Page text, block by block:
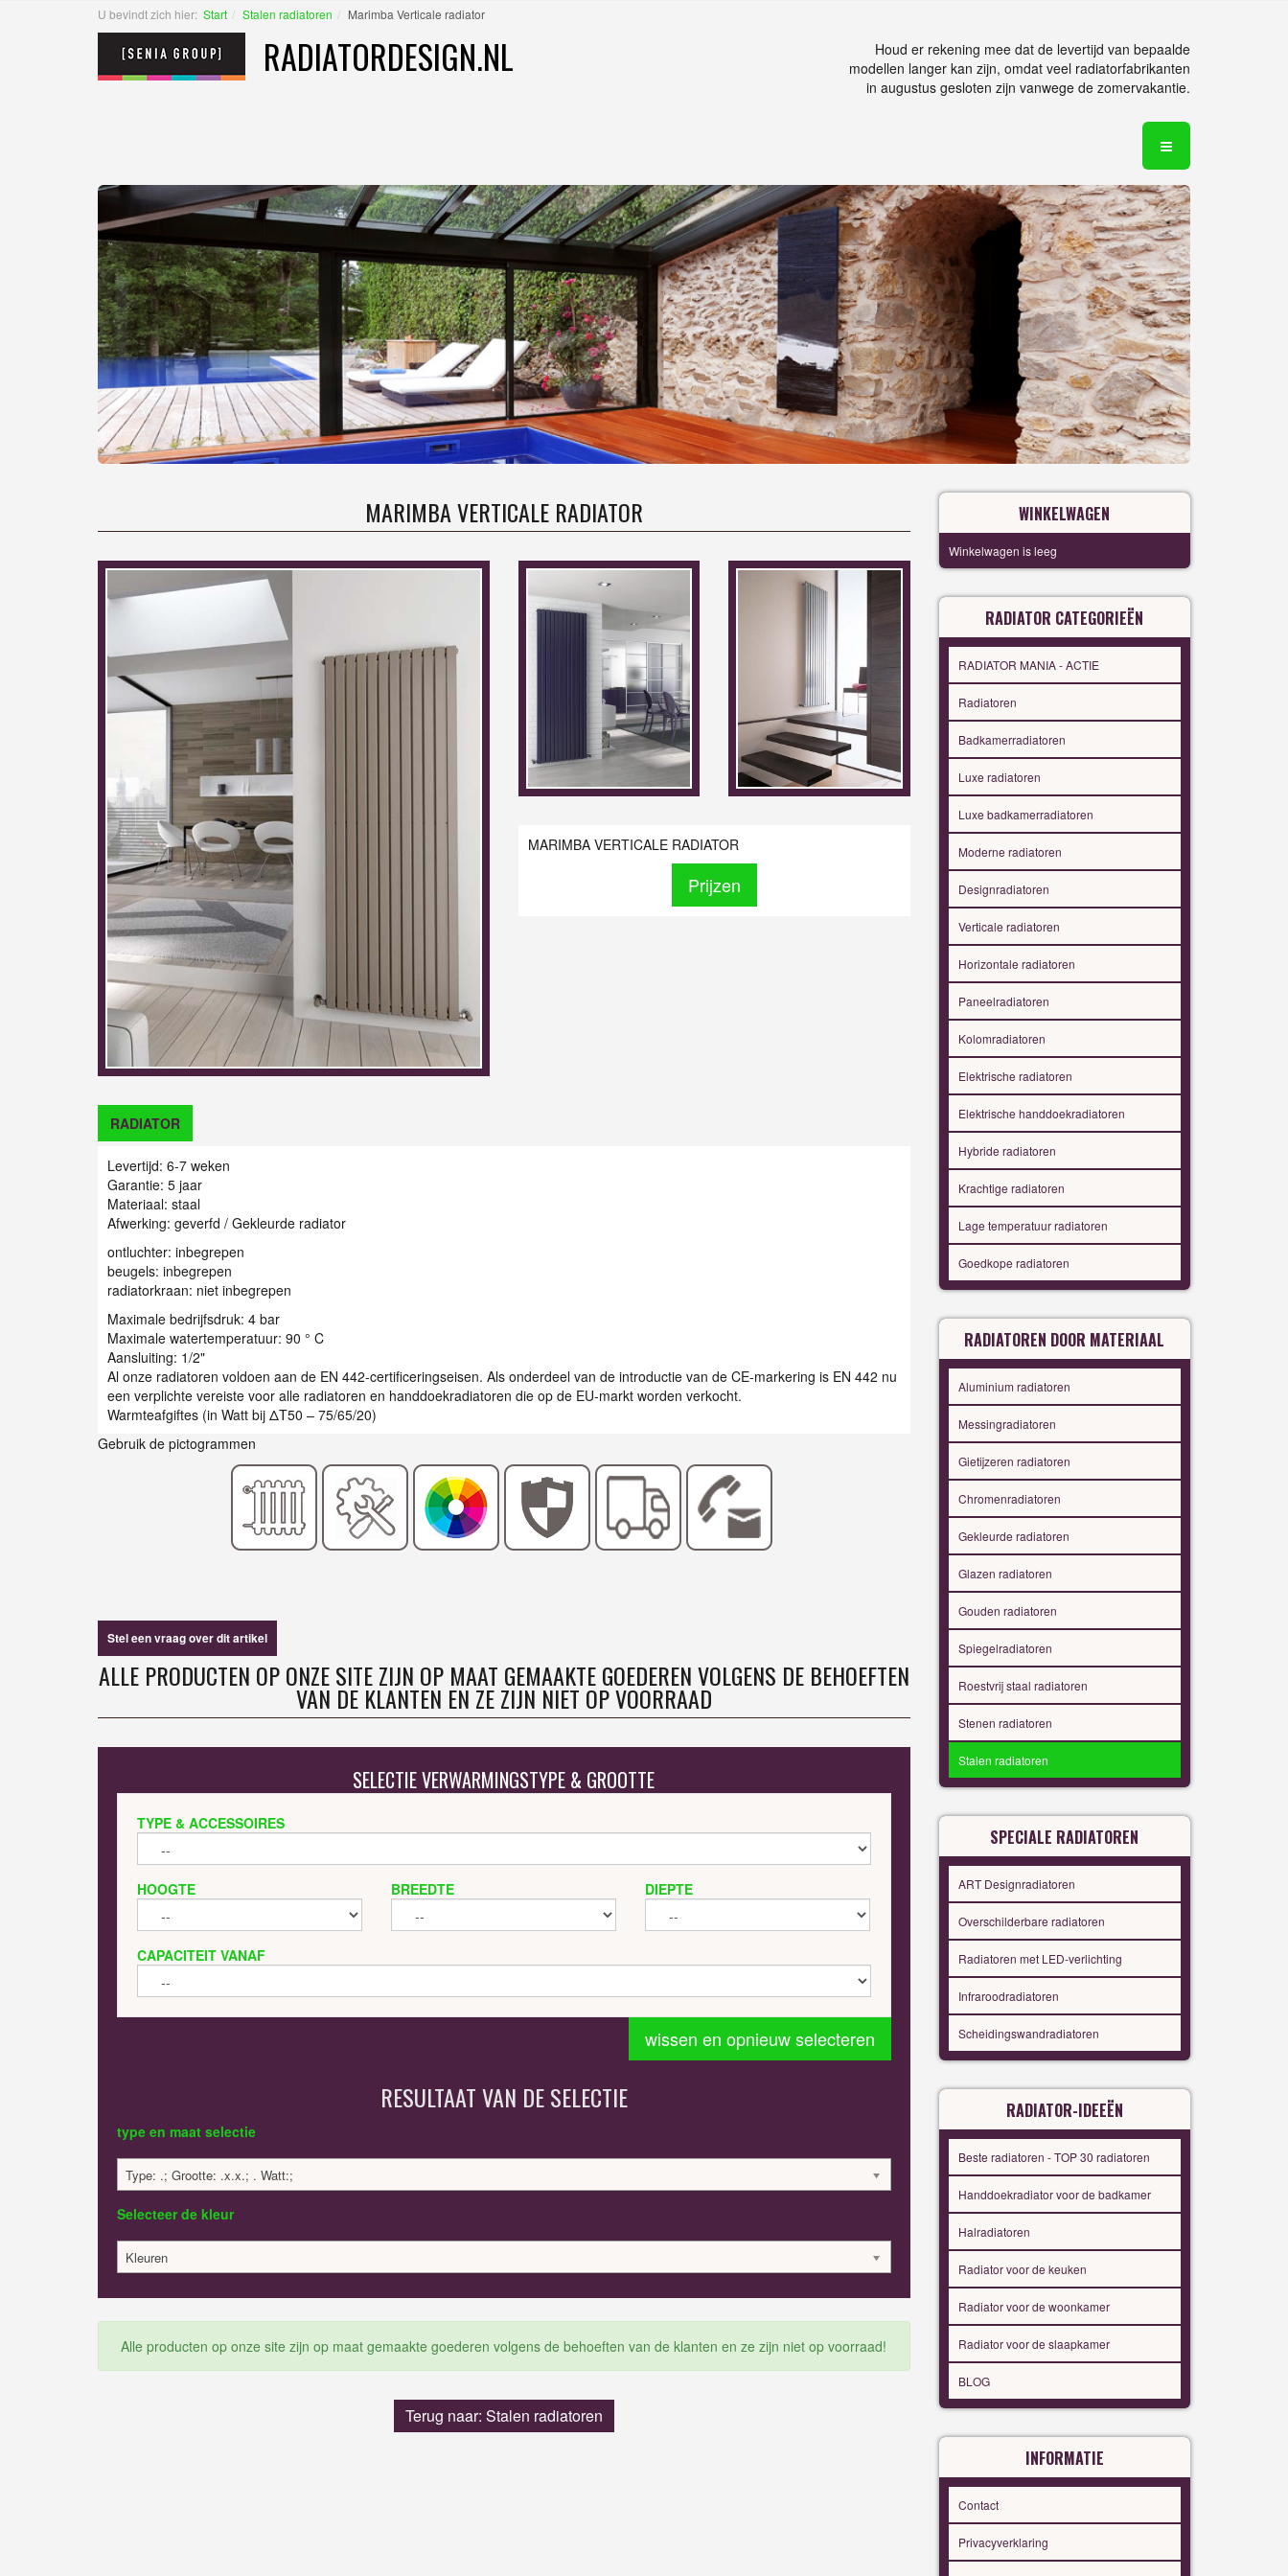
U bevindt zich hier: Start Stalen radiatoren Marimba Verticale radiator
RADIATORDESIGN.NL
Houd er rekening mee dat de levertijd van bepaalde
modellen langer kan zijn, omdat veel radiatorfabrikanten
in augustus gesloten zijn vanwege de zomervakantie.
MARIMBA VERTICALE RADIATOR
MARIMBA VERTICALE RADIATOR
Prijzen
RADIATOR
Levertijd: 6-7 weken
Garantie: 5 jaar
Materiaal: staal
Afwerking: geverfd / Gekleurde radiator
ontluchter: inbegrepen
beugels: inbegrepen
radiatorkraan: niet inbegrepen
Maximale bedrijfsdruk: 4 bar
Maximale watertemperatuur: 90 ° C
Aansluiting: 1/2"
Al onze radiatoren voldoen aan de EN 442-certificeringseisen. Als onderdeel van de introductie van de CE-markering is EN 442 nu
een verplichte vereiste voor alle radiatoren en handdoekradiatoren die op de EU-markt worden verkocht.
Warmteafgiftes (in Watt bij ΔT50 – 75/65/20)
Gebruik de pictogrammen
Stel een vraag over dit artikel
ALLE PRODUCTEN OP ONZE SITE ZIJN OP MAAT GEMAAKTE GOEDEREN VOLGENS DE BEHOEFTEN
VAN DE KLANTEN EN ZE ZIJN NIET OP VOORRAAD
SELECTIE VERWARMINGSTYPE & GROOTTE
TYPE & ACCESSOIRES
HOOGTE BREEDTE DIEPTE
CAPACITEIT VANAF
wissen en opnieuw selecteren
RESULTAAT VAN DE SELECTIE
type en maat selectie
Type: .; Grootte: .x.x.; . Watt:;
Selecteer de kleur
Kleuren
Alle producten op onze site zijn op maat gemaakte goederen volgens de behoeften van de klanten en ze zijn niet op voorraad!
Terug naar: Stalen radiatoren
WINKELWAGEN
Winkelwagen is leeg
RADIATOR CATEGORIEËN
RADIATOR MANIA - ACTIE
Radiatoren
Badkamerradiatoren
Luxe radiatoren
Luxe badkamerradiatoren
Moderne radiatoren
Designradiatoren
Verticale radiatoren
Horizontale radiatoren
Paneelradiatoren
Kolomradiatoren
Elektrische radiatoren
Elektrische handdoekradiatoren
Hybride radiatoren
Krachtige radiatoren
Lage temperatuur radiatoren
Goedkope radiatoren
RADIATOREN DOOR MATERIAAL
Aluminium radiatoren
Messingradiatoren
Gietijzeren radiatoren
Chromenradiatoren
Gekleurde radiatoren
Glazen radiatoren
Gouden radiatoren
Spiegelradiatoren
Roestvrij staal radiatoren
Stenen radiatoren
Stalen radiatoren
SPECIALE RADIATOREN
ART Designradiatoren
Overschilderbare radiatoren
Radiatoren met LED-verlichting
Infraroodradiatoren
Scheidingswandradiatoren
RADIATOR-IDEEËN
Beste radiatoren - TOP 30 radiatoren
Handdoekradiator voor de badkamer
Halradiatoren
Radiator voor de keuken
Radiator voor de woonkamer
Radiator voor de slaapkamer
BLOG
INFORMATIE
Contact
Privacyverklaring